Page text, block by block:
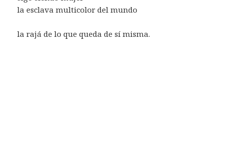
la esclava multicolor del mundo
la rajá de lo que queda de sí misma.